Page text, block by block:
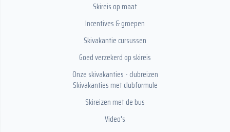
Skireis op maat
Incentives & groepen
Skivakantie cursussen
Goed verzekerd op skireis
Onze skivakanties - clubreizen
Skivakanties met clubformule
Skireizen met de bus
Video's